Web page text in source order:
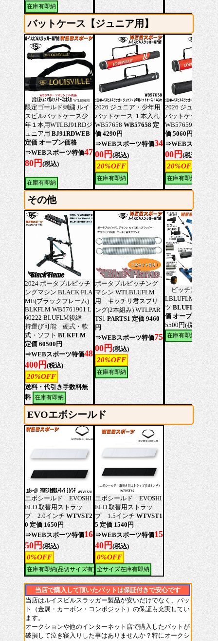
在庫有即納
バットケース【ジュニア用】
限定ゴールド刺繍 ルイ
スビルバットケース少
年１本用WTLBJ91RDジ
ュニア用 BJ91RDWEB
定価 オープン価格
⇒WEBスポーツ特価47
80円 (税込)
在庫有即納
2026 ジュニア・少年用
バットケース １本入れ
WB57658 WB57658 定
価 4290円
⇒WEBスポーツ特価34
00円 (税込)
20%OFF
在庫有即納
2026 ジュニア・
バットケース 2本
WB57659
価 5060円
⇒WEBスポーツ
00円(税込)
20%OFF
在庫有即納
その他
2024 ポータブルピッチ
ングマシン BLACK FLA
ME(ブラックフレーム)
BLKFLM WB5761901 L
60222 BLUFLM後継
持運び可能 硬式・軟
式・ソフト BLKFLM
定価 60500円
⇒WEBスポーツ特価48
400円 (税込)
20%OFF
送料・代引き手数料無
料 在庫有即納
ポータブルピッチング
マシン WTLBLUFLM
用 キッチリ君スプリ
ング(2本組み) WTLPAR
TS1 PARTS1 定価 9460
円
⇒WEBスポーツ特価75
00円(税込)
20%OFF
在庫有即納
ピッチングマシ
LBLUFLM用 修
ツ
価 オープン価格
5500円(税込)
在庫有即納(品切サ
EVOエボシールド
エボシールド EVOSHI
ELD 取替用ストラッ
プ 2.0インチWTVST2
0 定価 1650円
⇒WEBスポーツ特価16
50円 (税込)
0%OFF
在庫有即納(品切サイズ有)
エボシールド EVOSHI
ELD 取替用ストラッ
プ 1.5インチWTVST1
5 定価 1540円
⇒WEBスポーツ特価15
40円 (税込)
0%OFF
全サイズ在庫有即納
当店で購入して頂いたバットは保証付きで安心です
当店はルイスビルスラッガー製品が安いだけでなく、バッ
ト（金属・カーボン・コンポジット）の保証も充実してい
ます。
オークションや他のインターネット店で購入したバットが
破損して泣き寝入りした事はありませんか？特にオークシ